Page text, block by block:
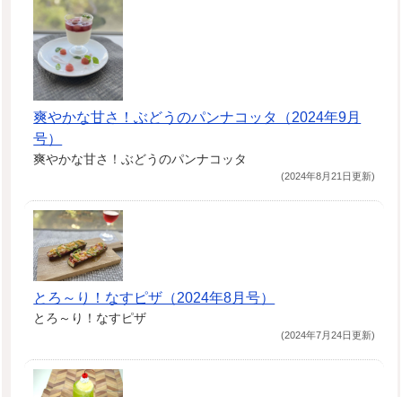
爽やかな甘さ！ぶどうのパンナコッタ（2024年9月
号）
爽やかな甘さ！ぶどうのパンナコッタ
(2024年8月21日更新)
とろ～り！なすピザ（2024年8月号）
とろ～り！なすピザ
(2024年7月24日更新)